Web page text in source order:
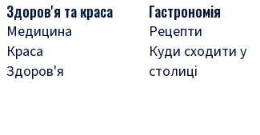
Здоров'я та краса
Медицина
Краса
Здоров'я
Гастрономія
Рецепти
Куди сходити у
столиці